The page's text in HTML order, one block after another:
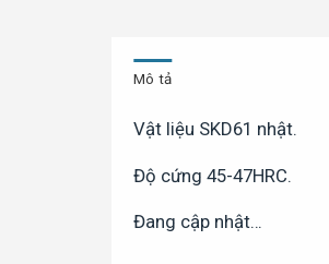
Mô tả
Vật liệu SKD61 nhật.
Độ cứng 45-47HRC.
Đang cập nhật…